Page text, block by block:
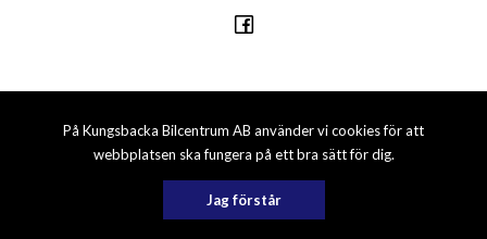
På Kungsbacka Bilcentrum AB använder vi cookies för att
webbplatsen ska fungera på ett bra sätt för dig.
Jag förstår